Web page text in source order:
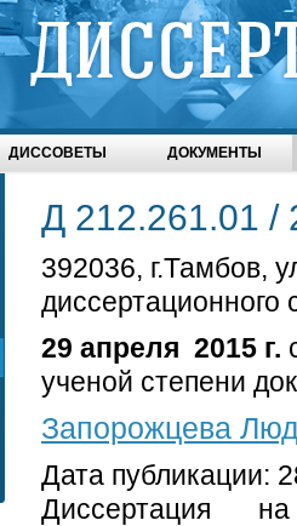
ДИССОВЕТЫ ДОКУМЕНТЫ
Д 212.261.01 /
392036, г.Тамбов,
диссертационного
29 апреля 2015 г.
ученой степени
Запорожцева
Дата публикации:
Диссертация